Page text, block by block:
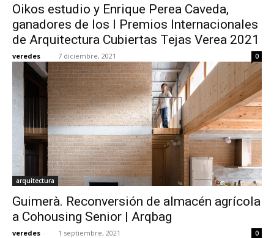
Oikos estudio y Enrique Perea Caveda,
ganadores de los I Premios Internacionales
de Arquitectura Cubiertas Tejas Verea 2021
veredes - 7 diciembre, 2021 0
arquitectura
Guimerà. Reconversión de almacén agrícola
a Cohousing Senior | Arqbag
veredes - 1 septiembre, 2021 0